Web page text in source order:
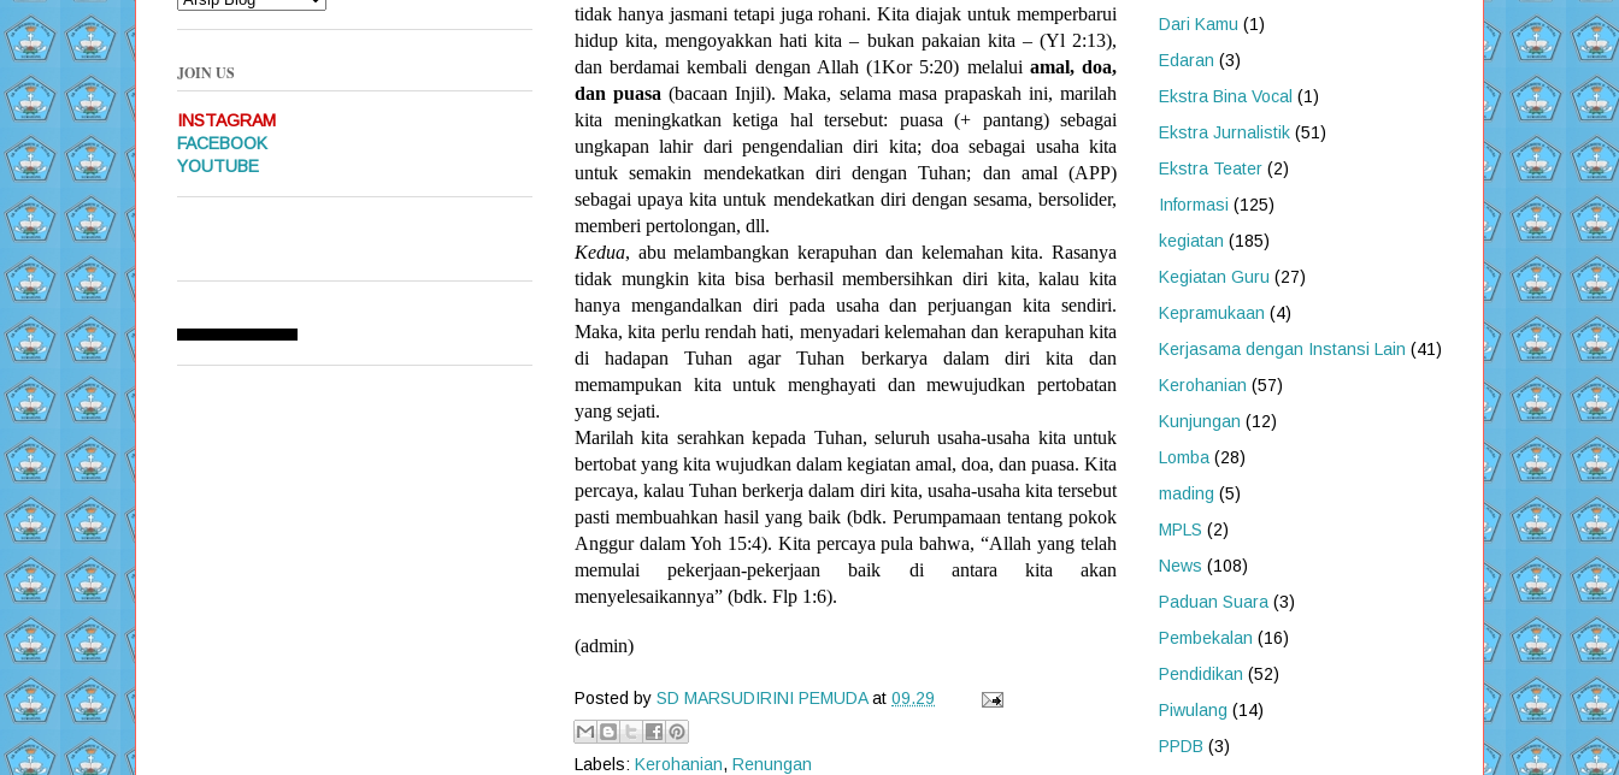
tidak hanya jasmani tetapi juga rohani. Kita diajak untuk memperbarui
hidup kita, mengoyakkan hati kita – bukan pakaian kita – (Yl 2:13),
dan berdamai kembali dengan Allah(1Kor 5:20) melalui amal, doa,
dan puasa (bacaan Injil). Maka, selama masa prapaskah ini, marilah
kita meningkatkan ketiga hal tersebut: puasa (+ pantang) sebagai
ungkapan lahir dari pengendalian diri kita; doa sebagai usaha kita
untuk semakin mendekatkan diri dengan Tuhan; dan amal (APP)
sebagai upaya kita untuk mendekatkan diri dengan sesama, bersolider,
memberi pertolongan, dll.
Kedua, abu melambangkan kerapuhan dan kelemahan kita. Rasanya
tidak mungkin kita bisa berhasil membersihkan diri kita, kalau kita
hanya mengandalkan diri pada usaha dan perjuangan kita sendiri.
Maka, kita perlu rendah hati, menyadari kelemahan dan kerapuhan kita
di hadapan Tuhan agar Tuhan berkarya dalam diri kita dan
memampukan kita untuk menghayati dan mewujudkan pertobatan
yang sejati.
Marilah kita serahkan kepada Tuhan, seluruh usaha-usaha kita untuk
bertobat yang kita wujudkan dalam kegiatan amal, doa, dan puasa. Kita
percaya, kalau Tuhan berkerja dalam diri kita, usaha-usaha kita tersebut
pasti membuahkan hasil yang baik (bdk. Perumpamaan tentang pokok
Anggur dalam Yoh 15:4). Kita percaya pula bahwa, “Allah yang telah
memulai pekerjaan-pekerjaan baik di antara kita akan
menyelesaikannya” (bdk. Flp 1:6).
(admin)
Posted by SD MARSUDIRINI PEMUDA at 09.29
Labels: Kerohanian, Renungan
JOIN US
INSTAGRAM
FACEBOOK
YOUTUBE
Dari Kamu (1)
Edaran (3)
Ekstra Bina Vocal (1)
Ekstra Jurnalistik (51)
Ekstra Teater (2)
Informasi (125)
kegiatan (185)
Kegiatan Guru (27)
Kepramukaan (4)
Kerjasama dengan Instansi Lain (41)
Kerohanian (57)
Kunjungan (12)
Lomba (28)
mading (5)
MPLS (2)
News (108)
Paduan Suara (3)
Pembekalan (16)
Pendidikan (52)
Piwulang (14)
PPDB (3)